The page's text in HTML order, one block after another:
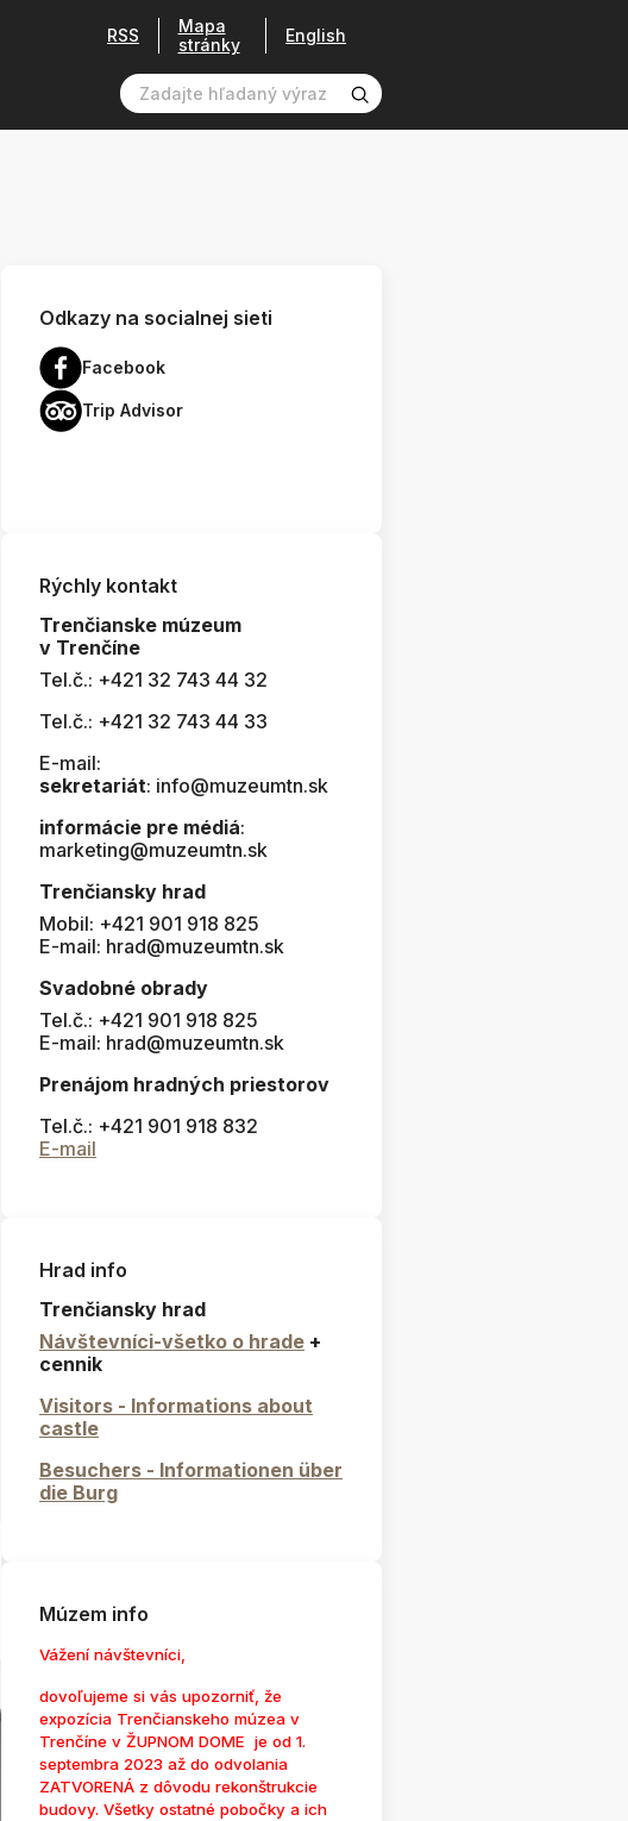
RSS
Mapa
stránky
English
Odkazy na socialnej sieti
Facebook
Trip Advisor
Rýchly kontakt
Trenčianske múzeum
v Trenčíne
Tel.č.: +421 32 743 44 32
Tel.č.: +421 32 743 44 33
E-mail:
sekretariát: info@muzeumtn.sk
informácie pre médiá:
marketing@muzeumtn.sk
Trenčiansky hrad
Mobil: +421 901 918 825
E-mail: hrad@muzeumtn.sk
Svadobné obrady
Tel.č.: +421 901 918 825
E-mail: hrad@muzeumtn.sk
Prenájom hradných priestorov
Tel.č.: +421 901 918 832
E-mail
Hrad info
Trenčiansky hrad
Návštevníci-všetko o hrade +
cennik
Visitors - Informations about
castle
Besuchers - Informationen über
die Burg
Múzem info
Vážení návštevníci,
dovoľujeme si vás upozorniť, že
expozícia Trenčianskeho múzea v
Trenčíne v ŽUPNOM DOME je od 1.
septembra 2023 až do odvolania
ZATVORENÁ z dôvodu rekonštrukcie
budovy. Všetky ostatné pobočky a ich